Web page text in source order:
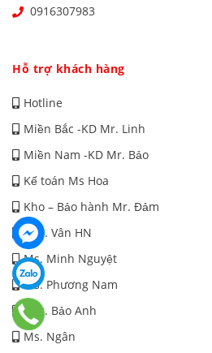
0916307983
Hỗ trợ khách hàng
Hotline
Miền Bắc -KD Mr. Linh
Miền Nam -KD Mr. Bảo
Kế toán Ms Hoa
Kho – Bảo hành Mr. Đảm
Mrs. Vân HN
Ms. Minh Nguyệt
Ms. Phương Nam
Mrs. Bảo Anh
Ms. Ngân